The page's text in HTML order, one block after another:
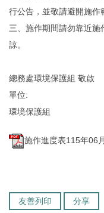
出納組
校級委員會
相片集錦
總務處表單下載
行公告，並敬請避開施作
三、施作期間請勿靠近
諒。
總務處環境保護組 敬啟
單位:
環境保護組
施作進度表115年06
友善列印 分享